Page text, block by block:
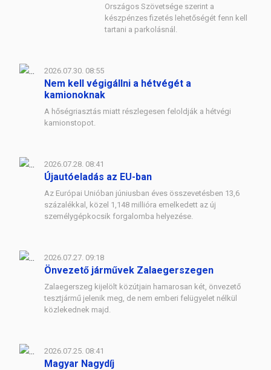
Országos Szövetsége szerint a
készpénzes fizetés lehetőségét fenn kell
tartani a parkolásnál.
2026.07.30. 08:55
Nem kell végigállni a hétvégét a
kamionoknak
A hőségriasztás miatt részlegesen feloldják a hétvégi
kamionstopot.
2026.07.28. 08:41
Újautóeladás az EU-ban
Az Európai Unióban júniusban éves összevetésben 13,6
százalékkal, közel 1,148 millióra emelkedett az új
személygépkocsik forgalomba helyezése.
2026.07.27. 09:18
Önvezető járművek Zalaegerszegen
Zalaegerszeg kijelölt közútjain hamarosan két, önvezető
tesztjármű jelenik meg, de nem emberi felügyelet nélkül
közlekednek majd.
2026.07.25. 08:41
Magyar Nagydíj